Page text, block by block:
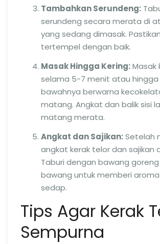
Tambahkan Serundeng:
serundeng secara merata di
yang sedang dimasak.
tertempel dengan baik.
Masak Hingga Kering:Masak
selama 5-7 menit atau hingga
bawahnya berwarna
matang. Angkat dan balik sisi
matang merata.
Angkat dan Sajikan:Setelah
angkat kerak telor dan sajikan
Taburi dengan bawang
bawang untuk memberi
sedap.
Tips Agar Kerak
Sempurna